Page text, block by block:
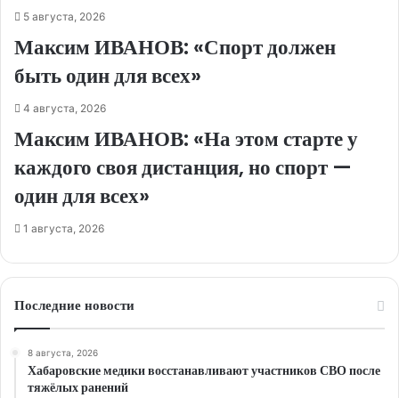
5 августа, 2026
Максим ИВАНОВ: «Спорт должен
быть один для всех»
4 августа, 2026
Максим ИВАНОВ: «На этом старте у
каждого своя дистанция, но спорт —
один для всех»
1 августа, 2026
Последние новости
8 августа, 2026
Хабаровские медики восстанавливают участников СВО после
тяжёлых ранений